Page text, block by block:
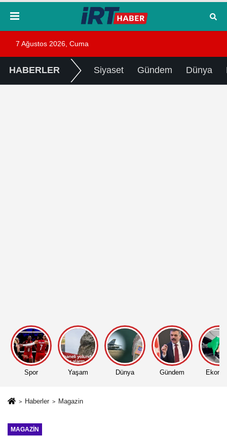
7 Ağustos 2026, Cuma
HABERLER Siyaset Gündem Dünya
Spor Yaşam Dünya Gündem
Haberler Magazin
MAGAZIN